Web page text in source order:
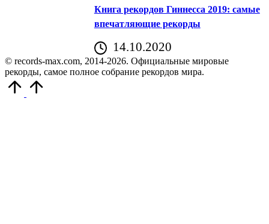
Книга рекордов Гиннесса 2019: самые
впечатляющие рекорды
14.10.2020
© records-max.com, 2014-2026. Официальные мировые
рекорды, самое полное собрание рекордов мира.